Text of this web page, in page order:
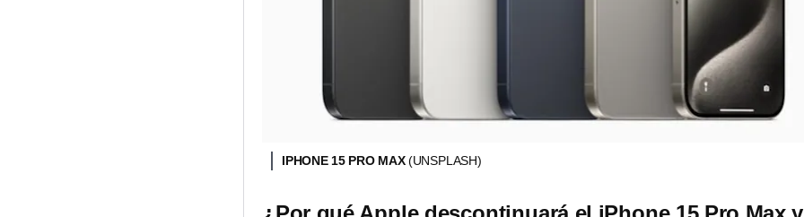
IPHONE 15 PRO MAX(UNSPLASH)